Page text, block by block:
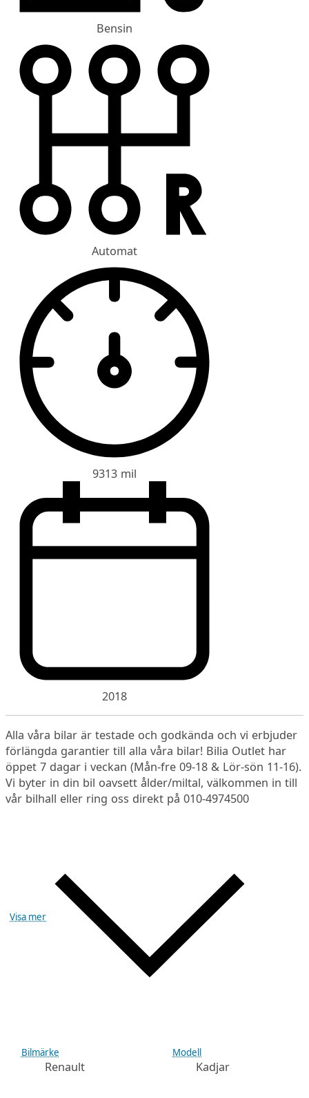
Bensin
Automat
9313 mil
2018
Alla våra bilar är testade och godkända och vi erbjuder
förlängda garantier till alla våra bilar! Bilia Outlet har
öppet 7 dagar i veckan (Mån-fre 09-18 & Lör-sön 11-16).
Vi byter in din bil oavsett ålder/miltal, välkommen in till
vår bilhall eller ring oss direkt på 010-4974500
Visa mer
Bilmärke
Renault
Modell
Kadjar